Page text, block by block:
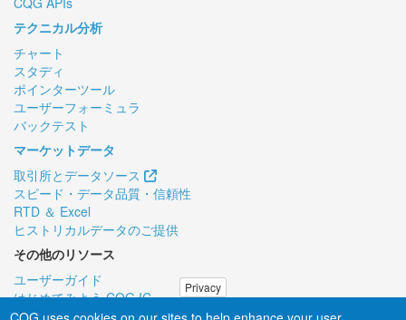
テクニカル分析
チャート
スタディ
ポインターツール
ユーザーフォーミュラ
バックテスト
マーケットデータ
取引所とデータソース
スピード・データ品質・信頼性
RTD ＆ Excel
ヒストリカルデータのご提供
その他のリソース
ユーザーガイド
はじめてみよう CQG IC
リモートPCサポート
Privacy